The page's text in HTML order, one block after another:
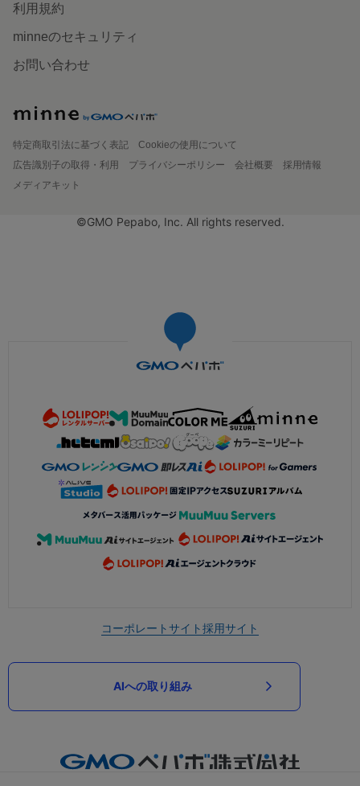
利用規約
minneのセキュリティ
お問い合わせ
特定商取引法に基づく表記
Cookieの使用について
広告識別子の取得・利用
プライバシーポリシー 会社概要
採用情報
メディアキット
©GMO Pepabo, Inc. All rights reserved.
コーポレートサイト採用サイト
AIへの取り組み